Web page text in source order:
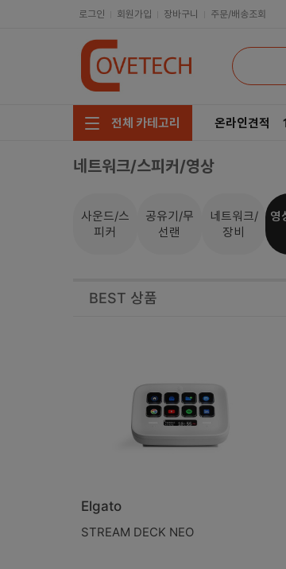
로그인 회원가입 장바구니 주문/배송조회
전체 카테고리
주요부품/키보드/마우스
저장장치/케이블/쿨러
소프트웨어/멀티탭/공구
메인보드
온라인견적
네트워크/스피커/영상
사운드/스
피커
공유기/무
선랜
네트워크/
장비
영
BEST 상품
Elgato
STREAM DECK NEO